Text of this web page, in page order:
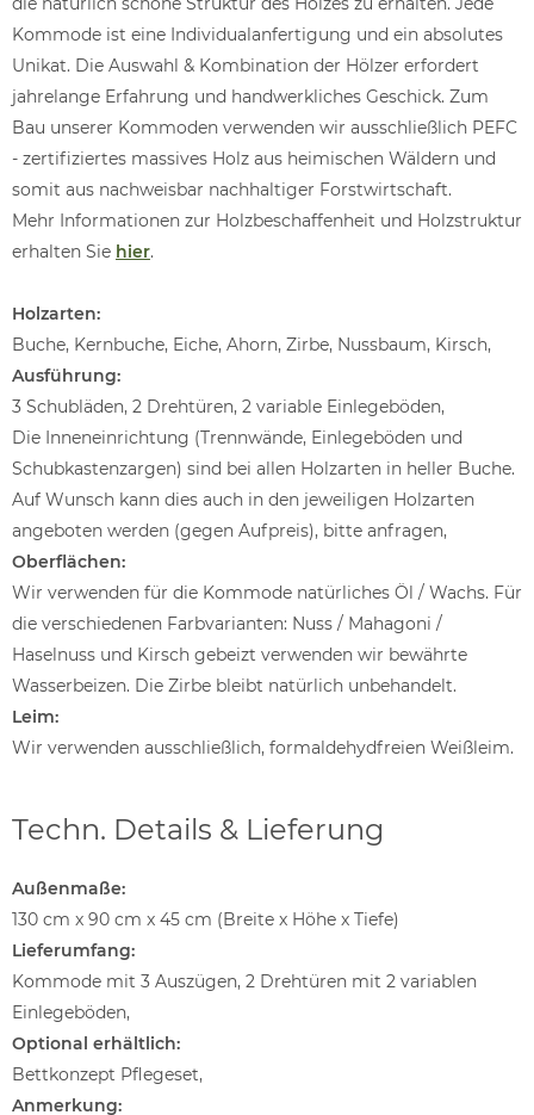
Kommode ist eine Individualanfertigung und ein absolutes
Unikat. Die Auswahl & Kombination der Hölzer erfordert
jahrelange Erfahrung und handwerkliches Geschick. Zum
Bau unserer Kommoden verwenden wir ausschließlich PEFC
- zertifiziertes massives Holz aus heimischen Wäldern und
somit aus nachweisbar nachhaltiger Forstwirtschaft.
Mehr Informationen zur Holzbeschaffenheit und Holzstruktur
erhalten Sie hier.
Holzarten:
Buche, Kernbuche, Eiche, Ahorn, Zirbe, Nussbaum, Kirsch,
Ausführung:
3 Schubläden, 2 Drehtüren, 2 variable Einlegeböden,
Die Inneneinrichtung (Trennwände, Einlegeböden und
Schubkastenzargen) sind bei allen Holzarten in heller Buche.
Auf Wunsch kann dies auch in den jeweiligen Holzarten
angeboten werden (gegen Aufpreis), bitte anfragen,
Oberflächen:
Wir verwenden für die Kommode natürliches Öl / Wachs. Für
die verschiedenen Farbvarianten: Nuss / Mahagoni /
Haselnuss und Kirsch gebeizt verwenden wir bewährte
Wasserbeizen. Die Zirbe bleibt natürlich unbehandelt.
Leim:
Wir verwenden ausschließlich, formaldehydfreien Weißleim.
Techn. Details & Lieferung
Außenmaße:
130 cm x 90 cm x 45 cm (Breite x Höhe x Tiefe)
Lieferumfang:
Kommode mit 3 Auszügen, 2 Drehtüren mit 2 variablen
Einlegeböden,
Optional erhältlich:
Bettkonzept Pflegeset,
Anmerkung: